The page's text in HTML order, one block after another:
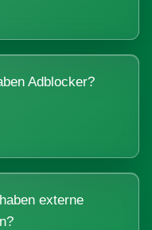
Adblocker?
externe